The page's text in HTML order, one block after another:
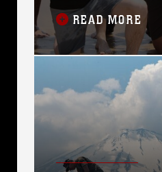
開催されました。
ある行事には米海兵
シュワブからもジェ
地司令官を筆頭に、
員も参加しました。
READ MORE